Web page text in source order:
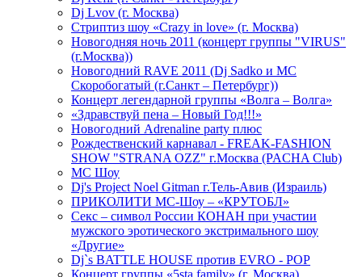
Dj Lvov (г. Москва)
Стриптиз шоу «Crazy in love» (г. Москва)
Новогодняя ночь 2011 (концерт группы "VIRUS"
(г.Москва))
Новогодний RAVE 2011 (Dj Sadko и MC
Скоробогатый (г.Санкт – Петербург))
Концерт легендарной группы «Волга – Волга»
«Здравствуй пена – Новый Год!!!»
Новогодний Adrenaline party плюс
Рождественский карнавал - FREAK-FASHION
SHOW "STRANA OZZ" г.Москва (PACHA Club)
MC Шоу
Dj's Project Noel Gitman г.Тель-Авив (Израиль)
ПРИКОЛИТИ МС-Шоу – «КРУТОБЛ»
Секс – символ России КОНАН при участии
мужского эротического экстримального шоу
«Другие»
Dj`s BATTLE HOUSE против EVRO - POP
Концерт группы «5sta family» (г. Москва)